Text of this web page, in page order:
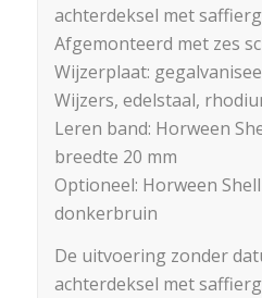
achterdeksel met
Afgemonteerd met zes
Wijzerplaat:
Wijzers, edelstaal,
Leren band: Horween
breedte 20 mm
Optioneel: Horween
donkerbruin
De uitvoering zonder
achterdeksel met